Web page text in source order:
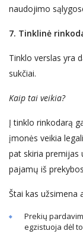
naudojimo sąlygos
7. Tinklinė
Tinklo verslas yra
sukčiai.
Kaip tai veikia?
Į tinklo rinkodarą
įmonės veikia
pat skiria premijas
pajamų iš
Štai kas užsimena
Prekių
egzistuoja dėl